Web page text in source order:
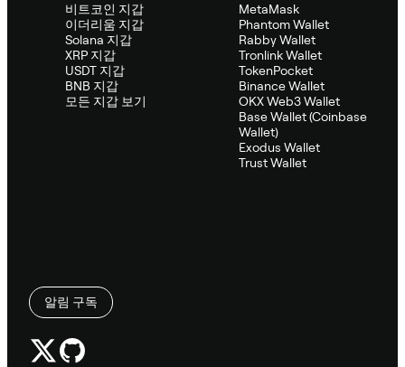
비트코인 지갑
이더리움 지갑
Solana 지갑
XRP 지갑
USDT 지갑
BNB 지갑
모든 지갑 보기
MetaMask
Phantom Wallet
Rabby Wallet
Tronlink Wallet
TokenPocket
Binance Wallet
OKX Web3 Wallet
Base Wallet (Coinbase
Wallet)
Exodus Wallet
Trust Wallet
알림 구독